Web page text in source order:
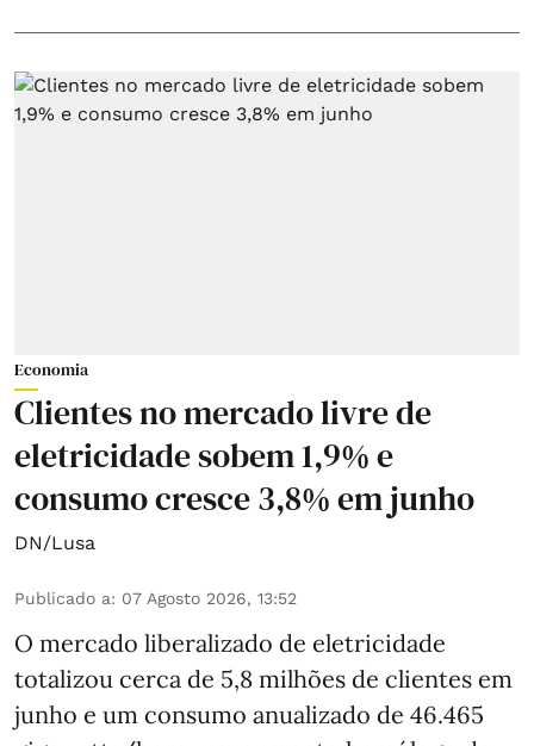
Economia
Clientes no mercado livre de
eletricidade sobem 1,9% e
consumo cresce 3,8% em junho
DN/Lusa
Publicado a: 07 Agosto 2026, 13:52
O mercado liberalizado de eletricidade
totalizou cerca de 5,8 milhões de clientes em
junho e um consumo anualizado de 46.465